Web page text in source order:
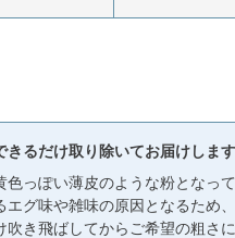
るだけ取り除いてお届けします
っぽい薄皮のような粉となっ
グ味や雑味の原因となるため
き飛ばしてからご希望の粗さ